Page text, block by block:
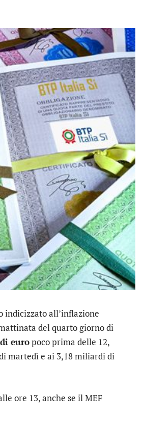
indicizzato all’inflazione
del quarto giorno di
europoco prima delle 12,
martedì e ai 3,18 miliardi di
ore 13, anche se il MEF